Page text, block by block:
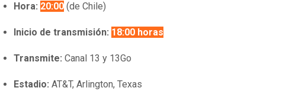
Hora: 20:00 (de Chile)
Inicio de transmisión: 18:00 horas
Transmite: Canal 13 y 13Go
Estadio: AT&T, Arlington, Texas